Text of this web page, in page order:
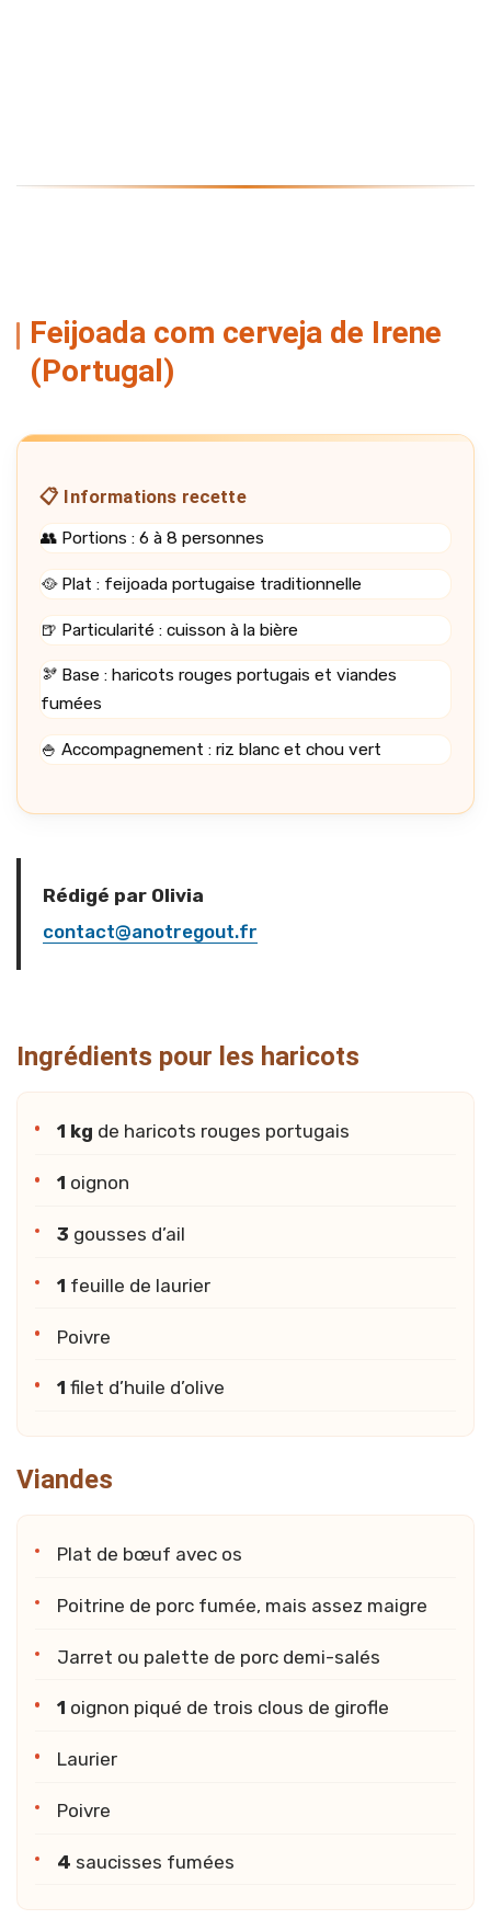
Feijoada com cerveja de Irene
(Portugal)
📋 Informations recette
👥 Portions : 6 à 8 personnes
🥘 Plat : feijoada portugaise traditionnelle
🍺 Particularité : cuisson à la bière
🫘 Base : haricots rouges portugais et viandes
fumées
🍚 Accompagnement : riz blanc et chou vert
Rédigé par Olivia
contact@anotregout.fr
Ingrédients pour les haricots
1 kg de haricots rouges portugais
1 oignon
3 gousses d’ail
1 feuille de laurier
Poivre
1 filet d’huile d’olive
Viandes
Plat de bœuf avec os
Poitrine de porc fumée, mais assez maigre
Jarret ou palette de porc demi-salés
1 oignon piqué de trois clous de girofle
Laurier
Poivre
4 saucisses fumées